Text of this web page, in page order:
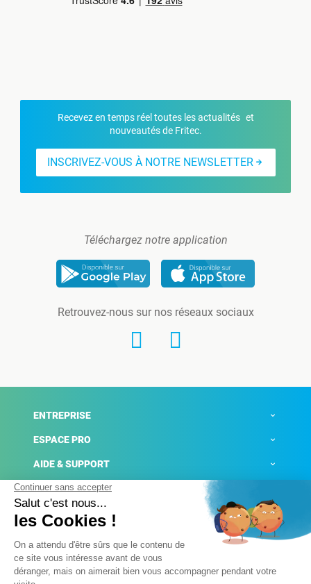
Recevez en temps réel toutes les actualités et
nouveautés de Fritec.
INSCRIVEZ-VOUS À NOTRE NEWSLETTER
Téléchargez notre application
Retrouvez-nous sur nos réseaux sociaux
ENTREPRISE
ESPACE PRO
AIDE & SUPPORT
ACTUALITÉS
Mentions légales